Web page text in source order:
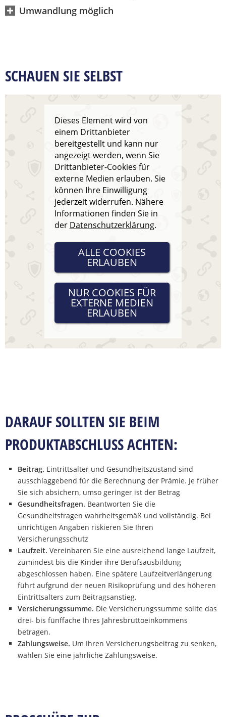
Umwandlung möglich
SCHAUEN SIE SELBST
Dieses Element wird von
einem Drittanbieter
bereitgestellt und kann nur
angezeigt werden, wenn Sie
Drittanbieter-Cookies für
externe Medien erlauben. Sie
können Ihre Einwilligung
jederzeit widerrufen. Nähere
Informationen finden Sie in
der Datenschutzerklärung.
ALLE COOKIES
ERLAUBEN
NUR COOKIES FÜR
EXTERNE MEDIEN
ERLAUBEN
DARAUF SOLLTEN SIE BEIM
PRODUKTABSCHLUSS ACHTEN:
Beitrag. Eintrittsalter und Gesundheitszustand sind
ausschlaggebend für die Berechnung der Prämie. Je früher
Sie sich absichern, umso geringer ist der Betrag
Gesundheitsfragen. Beantworten Sie die
Gesundheitsfragen wahrheitsgemäß und vollständig. Bei
unrichtigen Angaben riskieren Sie Ihren
Versicherungsschutz
Laufzeit. Vereinbaren Sie eine ausreichend lange Laufzeit,
zumindest bis die Kinder ihre Berufsausbildung
abgeschlossen haben. Eine spätere Laufzeitverlängerung
führt aufgrund der neuen Risikoprüfung und des höheren
Eintrittsalters zum Beitragsanstieg.
Versicherungssumme. Die Versicherungssumme sollte das
drei- bis fünffache Ihres Jahresbruttoeinkommens
betragen.
Zahlungsweise. Um Ihren Versicherungsbeitrag zu senken,
wählen Sie eine jährliche Zahlungsweise.